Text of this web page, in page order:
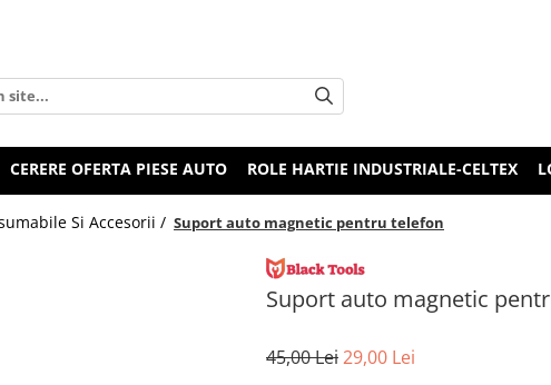
CERERE OFERTA PIESE AUTO ROLE HARTIE INDUSTRIALE-CELTEX
Si Accesorii / Suport auto magnetic pentru telefon
Suport auto magnetic
45,00 Lei29,00 Lei